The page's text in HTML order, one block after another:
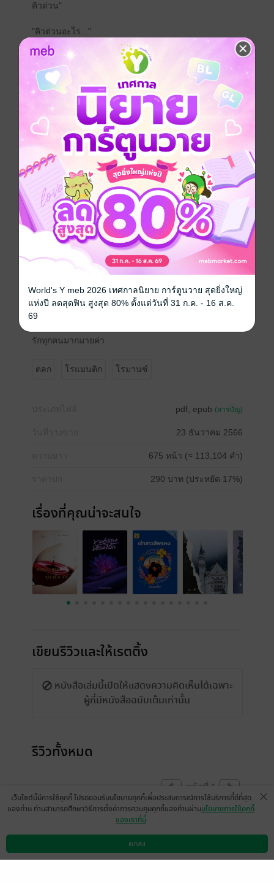
คิวด่วน"
"คิวด่วนอะไร..."
"ก็ไปเอากันไง ขอแซงคิวก็แล้วกัน"
"ไม่! ไม่ไป!"
--------------------------------------------------------------------
เพราะความอ่อนเดียงสาในวัยเยาว์
ทำให้เด็กสาวคบหาดูใจกับคนแข็งกระด้างเช่นเขา
แต่เมื่อเธอเติบใหญ่จึงได้รู้ว่า
เวลาไม่อาจเปลี่ยนแปลงใจเฉยชาดวงนั้นได้
แต่หารู้ไม่ว่าเธอนั้นคิดผิด...
เพราะคนไม่เอาถ่านในวันวาน
ได้เปลี่ยนไปตลอดกาลด้วยคั่งแค้นที่ขับเคลื่อนในหัวใจ
--------------------------------------------------------------------
ขอบคุณสำหรับการสนับสนุนนะคะ
นี่เป็นงานเขียนเรื่องแรกจาก Cherry flip
รักทุกคนมากมายค่า
ตลก โรแมนติก โรมานซ์
pdf, epub (สารบัญ)
23 ธันวาคม 2566
675 หน้า (≈ 113,104 คำ)
290 บาท (ประหยัด 17%)
เรื่องที่คุณน่าจะสนใจ
เขียนรีวิวและให้เรตติ้ง
หนังสือเล่มนี้เปิดให้แสดงความคิดเห็นได้เฉพาะ
ผู้ที่มีหนังสือฉบับเต็มเท่านั้น
รีวิวทั้งหมด
หน้าที่ 1
ขอบคุณทุกการสนับสนุนนะคะ
ดาวน์โหลดแอป วิธีการใช้งาน ติดต่อเรา
เว็บไซต์นี้มีการใช้คุกกี้ โปรดยอมรับนโยบายคุกกี้เพื่อประสบการณ์การใช้บริการที่ดีที่สุด
ของท่าน ท่านสามารถศึกษาวิธีการตั้งค่าการควบคุมคุกกี้ของท่านผ่านนโยบายการใช้คุกกี้
ของเราที่นี่
ตกลง
World's Y meb 2026 เทศกาลนิยาย การ์ตูนวาย สุดยิ่งใหญ่
แห่งปี ลดสุดฟิน สูงสุด 80% ตั้งแต่วันที่ 31 ก.ค. - 16 ส.ค.
69